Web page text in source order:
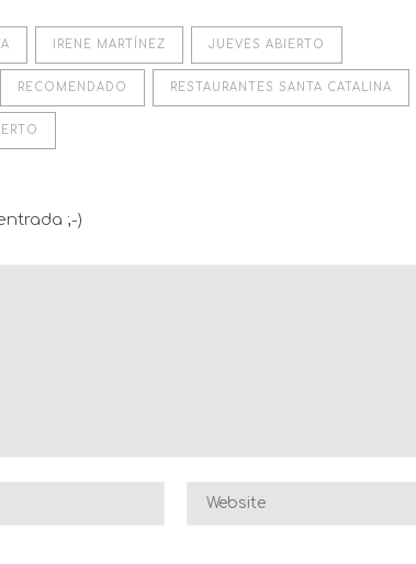
IRENE MARTÍNEZ JUEVES ABIERTO
RECOMENDADO RESTAURANTES SANTA CATALINA
;-)